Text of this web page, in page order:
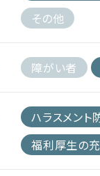
その他
障がい者
ハラスメント
福利厚生の